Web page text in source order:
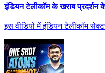
इंडियन टेलीकॉम के खराब प्रदर्शन
इस वीडियो में इंडियन टेलीकॉम